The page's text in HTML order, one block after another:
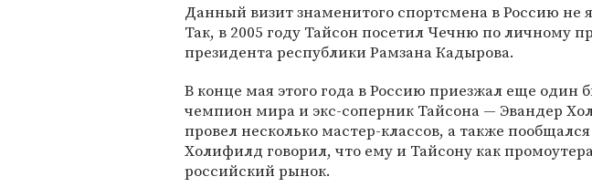
Данный визит знаменитого спортсмена в Россию не
Так, в 2005 году Тайсон посетил Чечню по личному
президента республики Рамзана Кадырова.
В конце мая этого года в Россию приезжал еще
чемпион мира и экс-соперник Тайсона — Эвандер
провел несколько мастер-классов, а также
Холифилд говорил, что ему и Тайсону как
российский рынок.